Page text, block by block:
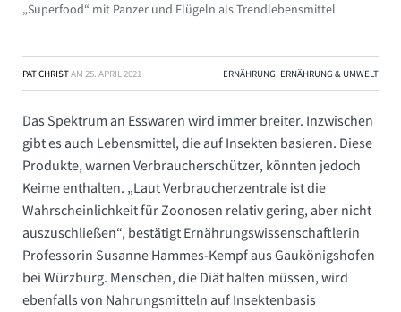
„Superfood“ mit Panzer und Flügeln als Trendlebensmittel
PAT CHRISTAM 25. APRIL 2021 ERNÄHRUNG, ERNÄHRUNG & UMWELT
Das Spektrum an Esswaren wird immer breiter. Inzwischen
gibt es auch Lebensmittel, die auf Insekten basieren. Diese
Produkte, warnen Verbraucherschützer, könnten jedoch
Keime enthalten. „Laut Verbraucherzentrale ist die
Wahrscheinlichkeit für Zoonosen relativ gering, aber nicht
auszuschließen“, bestätigt Ernährungswissenschaftlerin
Professorin Susanne Hammes-Kempf aus Gaukönigshofen
bei Würzburg. Menschen, die Diät halten müssen, wird
ebenfalls von Nahrungsmitteln auf Insektenbasis